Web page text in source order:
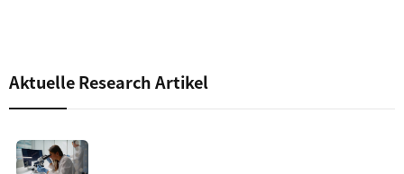
Aktuelle Research Artikel